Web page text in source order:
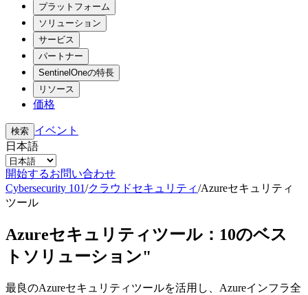
プラットフォーム
ソリューション
サービス
パートナー
SentinelOneの特長
リソース
価格
検索 イベント
日本語
開始するお問い合わせ
Cybersecurity 101/クラウドセキュリティ/Azureセキュリティ
ツール
Azureセキュリティツール：10のベス
トソリューション"
最良のAzureセキュリティツールを活用し、Azureインフラ全